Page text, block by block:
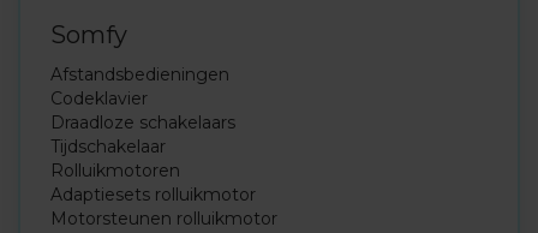
Somfy
Afstandsbedieningen
Codeklavier
Draadloze schakelaars
Tijdschakelaar
Rolluikmotoren
Adaptiesets rolluikmotor
Motorsteunen rolluikmotor